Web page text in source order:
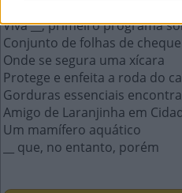
Viva __, primeiro programa
Conjunto de folhas de cheque
Onde se segura uma xícara
Protege e enfeita a roda do
Gorduras essenciais
Amigo de Laranjinha em
Um mamífero aquático
__ que, no entanto, porém